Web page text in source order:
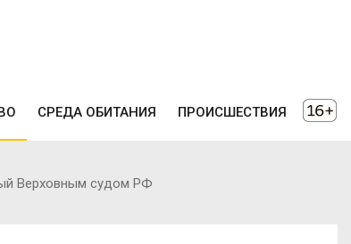
СРЕДА ОБИТАНИЯ ПРОИСШЕСТВИЯ
Верховным судом РФ